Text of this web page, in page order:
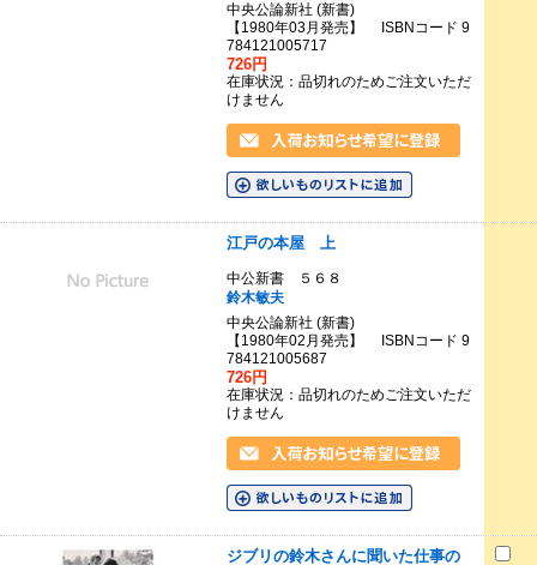
中央公論新社 (新書)
【1980年03月発売】 ISBNコード 9
784121005717
726円
在庫状況：品切れのためご注文いただ
けません
江戸の本屋 上
中公新書 ５６８
鈴木敏夫
中央公論新社 (新書)
【1980年02月発売】 ISBNコード 9
784121005687
726円
在庫状況：品切れのためご注文いただ
けません
ジブリの鈴木さんに聞いた仕事の